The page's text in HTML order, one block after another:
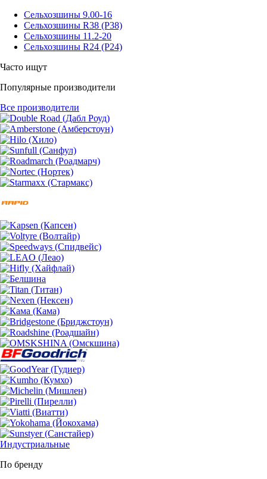
Сельхозшины 9.00-16
Сельхозшины R38 (Р38)
Сельхозшины 11.2-20
Сельхозшины R24 (Р24)
Часто ищут
Популярные производители
Все производители
Индустриальные
По бренду